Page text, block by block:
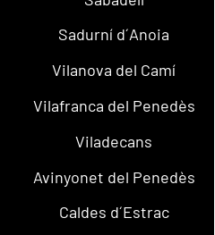
Sadurní d´Anoia
Vilanova del Camí
Vilafranca del Penedès
Viladecans
Avinyonet del Penedès
Caldes d´Estrac